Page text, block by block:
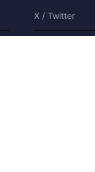
X / Twitter